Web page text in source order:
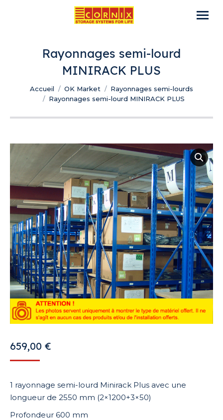
Rayonnages semi-lourd
MINIRACK PLUS
Vous êtes ici :
Accueil OK Market
Rayonnages semi-lourds
Rayonnages semi-lourd MINIRACK PLUS
659,00 €
1 rayonnage semi-lourd Minirack Plus avec une
longueur de 2550 mm (2×1200+3×50)
Profondeur 600 mm